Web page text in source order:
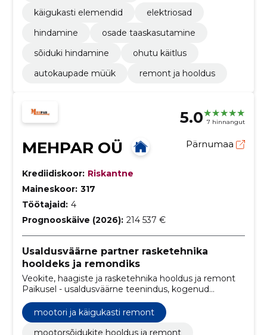
käigukasti elemendid
elektriosad
hindamine
osade taaskasutamine
sõiduki hindamine
ohutu käitlus
autokaupade müük
remont ja hooldus
5.0 7 hinnangut
MEHPAR OÜ Pärnumaa
Krediidiskoor: Riskantne
Maineskoor: 317
Töötajaid: 4
Prognooskäive (2026): 214 537 €
Usaldusväärne partner rasketehnika
hooldeks ja remondiks
Veokite, haagiste ja rasketehnika hooldus ja remont
Paikusel - usaldusväärne teenindus, kogenud
mootori ja käigukasti remont
mootorsõidukite hooldus ja remont